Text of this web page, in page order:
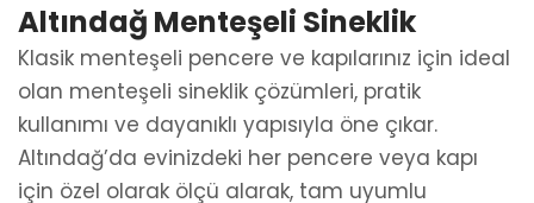
Altındağ Menteşeli Sineklik
Klasik menteşeli pencere ve kapılarınız için ideal
olan menteşeli sineklik çözümleri, pratik
kullanımı ve dayanıklı yapısıyla öne çıkar.
Altındağ’da evinizdeki her pencere veya kapı
için özel olarak ölçü alarak, tam uyumlu